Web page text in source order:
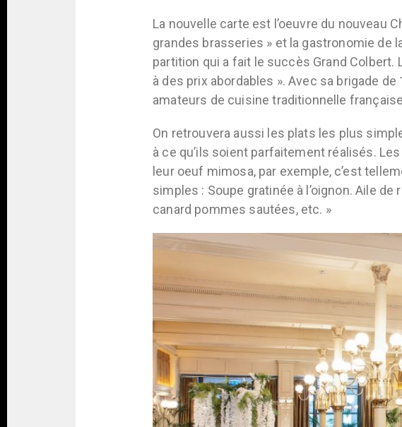
La nouvelle carte est l’oeuvre du nouveau
grandes brasseries » et la gastronomie de
partition qui a fait le succès Grand
à des prix abordables ». Avec sa brigade
amateurs de cuisine traditionnelle
On retrouvera aussi les plats les plus
à ce qu’ils soient parfaitement réalisés.
leur oeuf mimosa, par exemple, c’est
simples : Soupe gratinée à l’oignon. Aile
canard pommes sautées, etc. »